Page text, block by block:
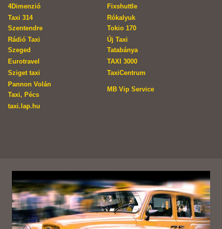
4Dimenzió
Fixshuttle
Taxi 314
Szentendre
Rókalyuk
Tokio 170
Rádió Taxi
Szeged
Új Taxi
Tatabánya
Eurotravel
TAXI 3000
Sziget taxi
TaxiCentrum
Pannon Volán
Taxi, Pécs
MB Vip Service
taxi.lap.hu